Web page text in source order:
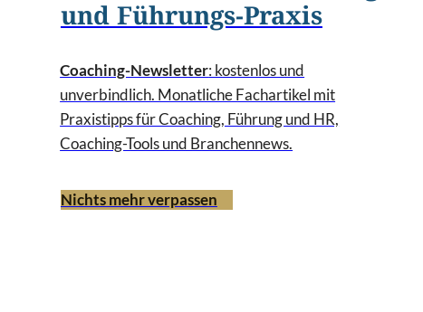
und Führungs-Praxis
Coaching-Newsletter: kostenlos und
unverbindlich. Monatliche Fachartikel mit
Praxistipps für Coaching, Führung und HR,
Coaching-Tools und Branchennews.
Nichts mehr verpassen